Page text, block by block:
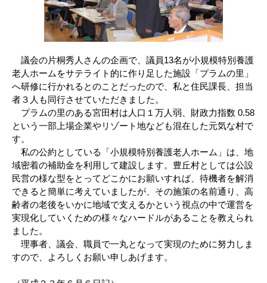
議会の片桐秀人さんの企画で、議員13名が小規模特別養護
老人ホームをサテライト的に作り足した施設「プラムの里」
へ研修に行かれるとのことだったので、私と住民課長、担当
者３人も同行させていただきました。
プラムの里のある宮田村は人口１万人弱、財政力指数 0.58
という一部上場企業やリゾート地なども混在した元気な村で
す。
私の公約としている「小規模特別養護老人ホーム」は、地
域密着の補助金を利用して建設します。豊丘村としては公設
民営の様な型をとってどこかにお願いすれば、待機者を解消
できると簡単に考えていましたが、その施策の名前通り、高
齢者の老後をいかに地域で支えるかという視点の中で運営を
実現化していくための様々なハードルがあることを教えられ
ました。
理事者、議会、職員で一丸となって実現のために努力しま
すので、よろしくお願い申しあげます。